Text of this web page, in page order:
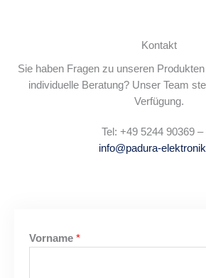
Kontakt
Sie haben Fragen zu unseren
individuelle Beratung? Unser Team
Verfügung.
Tel: +49 5244 90369 –
info@padura-
Vorname *